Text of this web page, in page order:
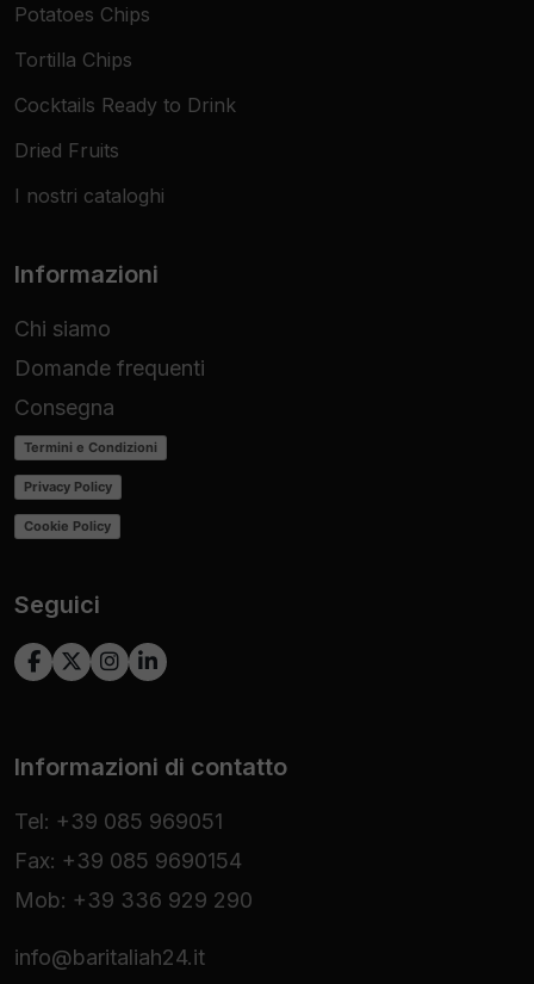
Potatoes Chips
Tortilla Chips
Cocktails Ready to Drink
Dried Fruits
I nostri cataloghi
Informazioni
Chi siamo
Domande frequenti
Consegna
Termini e Condizioni
Privacy Policy
Cookie Policy
Seguici
Informazioni di contatto
Tel: +39 085 969051
Fax: +39 085 9690154
Mob: +39 336 929 290
info@baritaliah24.it